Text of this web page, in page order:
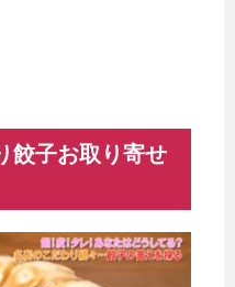
餃子お取り寄せ